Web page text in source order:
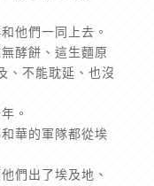
他們一同上去。
酵餅、這生麵原
、不能耽延、也沒
。
華的軍隊都從埃
們出了埃及地、